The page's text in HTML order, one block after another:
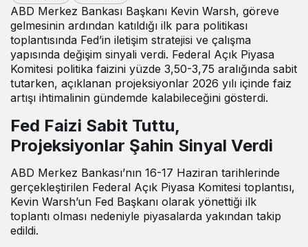
ABD Merkez Bankası Başkanı Kevin Warsh, göreve
gelmesinin ardından katıldığı ilk para politikası
toplantısında Fed’in iletişim stratejisi ve çalışma
yapısında değişim sinyali verdi. Federal Açık Piyasa
Komitesi politika faizini yüzde 3,50-3,75 aralığında sabit
tutarken, açıklanan projeksiyonlar 2026 yılı içinde faiz
artışı ihtimalinin gündemde kalabileceğini gösterdi.
Fed Faizi Sabit Tuttu,
Projeksiyonlar Şahin Sinyal Verdi
ABD Merkez Bankası’nın 16-17 Haziran tarihlerinde
gerçekleştirilen Federal Açık Piyasa Komitesi toplantısı,
Kevin Warsh’un Fed Başkanı olarak yönettiği ilk
toplantı olması nedeniyle piyasalarda yakından takip
edildi.